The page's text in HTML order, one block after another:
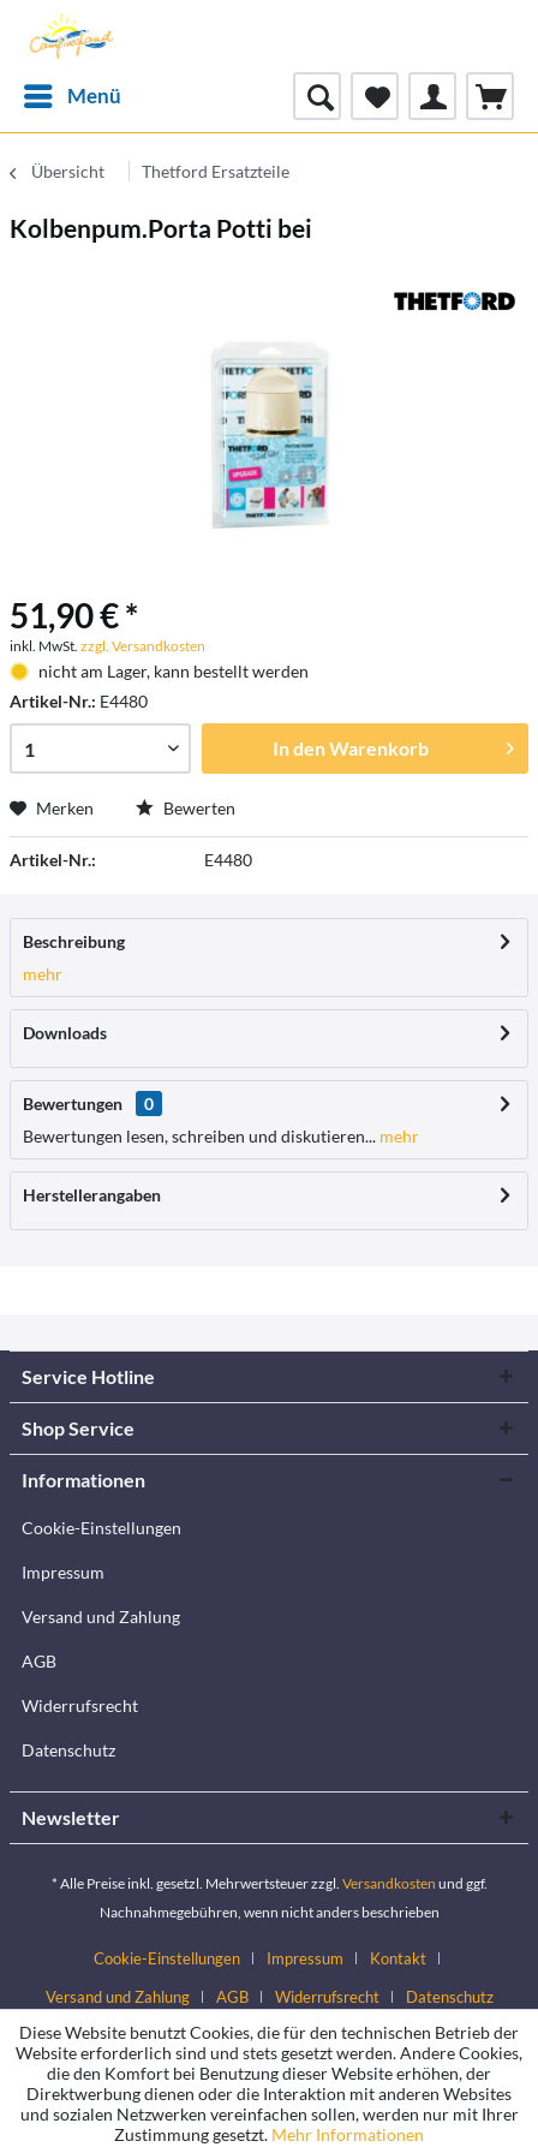
Menü
Übersicht Thetford Ersatzteile
Kolbenpum.Porta Potti bei
51,90 € *
inkl. MwSt. zzgl. Versandkosten
nicht am Lager, kann bestellt werden
Artikel-Nr.: E4480
In denWarenkorb
Merken Bewerten
Artikel-Nr.: E4480
Beschreibung
mehr
Downloads
Bewertungen
0
Bewertungen lesen, schreiben und diskutieren... mehr
Herstellerangaben
Service Hotline
Shop Service
Informationen
Cookie-Einstellungen
Impressum
Versand und Zahlung
AGB
Widerrufsrecht
Datenschutz
Newsletter
* Alle Preise inkl. gesetzl. Mehrwertsteuer zzgl. Versandkosten und ggf.
Nachnahmegebühren, wenn nicht anders beschrieben
Cookie-Einstellungen Impressum
Kontakt
Versand und Zahlung
AGB Widerrufsrecht Datenschutz
Diese Website benutzt Cookies, die für den technischen Betrieb der
Website erforderlich sind und stets gesetzt werden. Andere Cookies,
die den Komfort bei Benutzung dieser Website erhöhen, der
Direktwerbung dienen oder die Interaktion mit anderen Websites
und sozialen Netzwerken vereinfachen sollen, werden nur mit Ihrer
Zustimmung gesetzt. Mehr Informationen